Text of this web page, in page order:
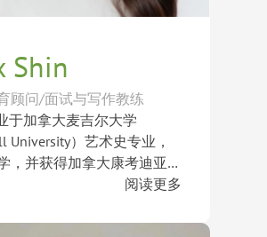
圣塔芭芭拉分校、埃默里大
世界知名大学录取。
Shin
顾问/面试与写作教练
于加拿大麦吉尔大学
University）艺术史专业，
，并获得加拿大康考迪亚大
University）艺术史硕
美升学指导经验，他对美国
咨询工作中，Alex为学生提
Testing
阅读更多